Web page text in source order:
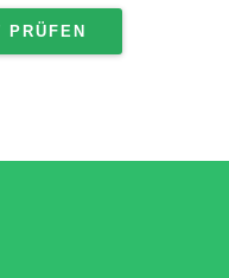
PRÜFEN